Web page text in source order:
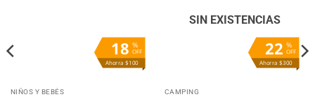
%
OFF
18
Ahorra $100
NIÑOS Y BEBÉS
%
OFF
22
Ahorra $300
deseos
SIN EXISTENCIAS
CAMPING